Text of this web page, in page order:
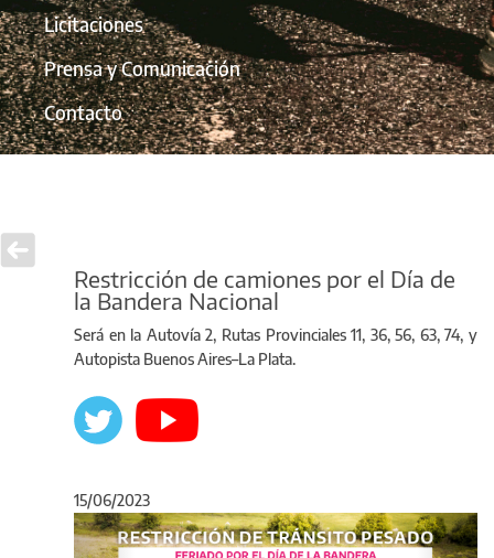
Licitaciones
Prensa y Comunicación
Contacto
Restricción de camiones por el Día de
la Bandera Nacional
Será en la Autovía 2, Rutas Provinciales 11, 36, 56, 63, 74, y
Autopista Buenos Aires–La Plata.
15/06/2023
Anterior